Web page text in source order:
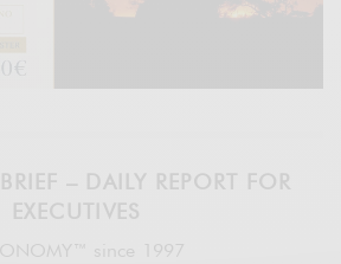
– DAILY REPORT FOR
EXECUTIVES
since 1997